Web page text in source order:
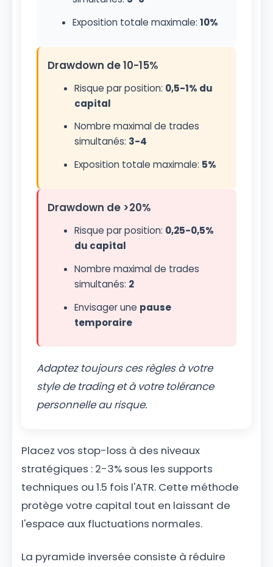
Exposition totale maximale: 10%
Drawdown de 10-15%
Risque par position: 0,5-1% du
capital
Nombre maximal de trades
simultanés: 3-4
Exposition totale maximale: 5%
Drawdown de >20%
Risque par position: 0,25-0,5%
du capital
Nombre maximal de trades
simultanés: 2
Envisager une pause
temporaire
Adaptez toujours ces règles à votre
style de trading et à votre tolérance
personnelle au risque.
Placez vos stop-loss à des niveaux
stratégiques : 2-3% sous les supports
techniques ou 1.5 fois l'ATR. Cette méthode
protège votre capital tout en laissant de
l'espace aux fluctuations normales.
La pyramide inversée consiste à réduire